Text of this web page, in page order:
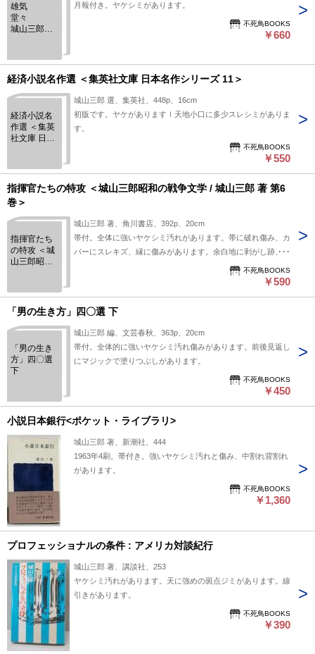
雄気
堂々
城山三郎全
月報付き。ヤケシミがあります。
不死鳥BOOKS
￥660
経済小説名作選 ＜集英社文庫 日本名作シリーズ 11＞
経済小説名
作選 ＜集英
社文庫 日本
城山三郎 選、集英社、448p、16cm
初版です。ヤケがありますｌ天地小口に多少スレシミがありま
す。
不死鳥BOOKS
￥550
指揮官たちの特攻 ＜城山三郎昭和の戦争文学 / 城山三郎 著 第6
巻＞
指揮官たち
の特攻 ＜城
山三郎昭和
第6巻＞
城山三郎 著、角川書店、392p、20cm
帯付。全体に強いヤケシミ汚れがあります。帯に破れ傷み、カ
バーにスレキズ、縁に傷みがあります。余白地に剥がし跡、ペ
不死鳥BOOKS
￥590
「男の生き方」四〇選 下
「男の生き
方」四〇選
下
城山三郎 編、文芸春秋、363p、20cm
帯付。全体的に強いヤケシミ汚れ傷みがあります。前後見返し
にマジックで塗りつぶしがあります。
不死鳥BOOKS
￥450
小説日本銀行<ポケット・ライブラリ>
城山三郎 著、新潮社、444
1963年4刷。帯付き。強いヤケシミ汚れと傷み、中割れ背割れ
があります。
不死鳥BOOKS
￥1,360
プロフェッショナルの条件 : アメリカ対談紀行
城山三郎 著、講談社、253
ヤケシミ汚れがあります。天に強めの斑点ジミがあります。線
引きがあります。
不死鳥BOOKS
￥390